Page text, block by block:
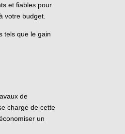
et fiables pour
votre budget.
tels que le gain
de
charge de cette
un